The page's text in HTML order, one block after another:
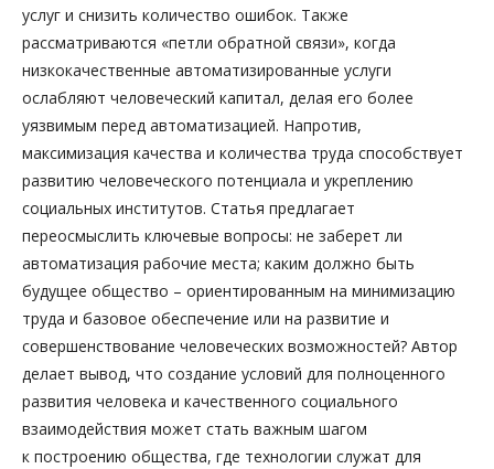
услуг и снизить количество ошибок. Также
рассматриваются «петли обратной связи», когда
низкокачественные автоматизированные услуги
ослабляют человеческий капитал, делая его более
уязвимым перед автоматизацией. Напротив,
максимизация качества и количества труда способствует
развитию человеческого потенциала и укреплению
социальных институтов. Статья предлагает
переосмыслить ключевые вопросы: не заберет ли
автоматизация рабочие места; каким должно быть
будущее общество – ориентированным на минимизацию
труда и базовое обеспечение или на развитие и
совершенствование человеческих возможностей? Автор
делает вывод, что создание условий для полноценного
развития человека и качественного социального
взаимодействия может стать важным шагом
к построению общества, где технологии служат для